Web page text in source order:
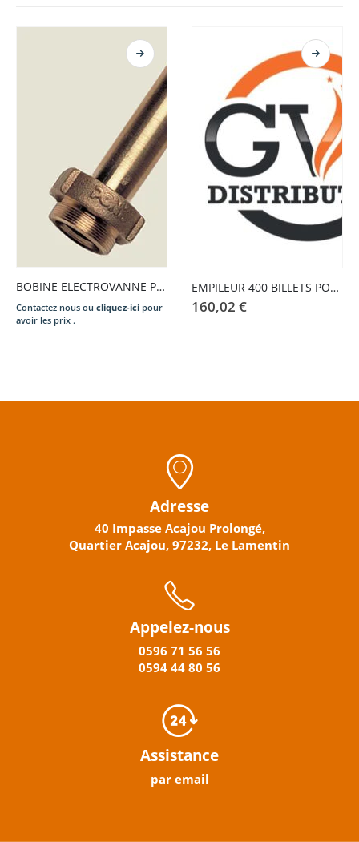
BOBINE ELECTROVANNE PONY – SAM T.N. 220V.
Contactez nous ou cliquez-ici pour
avoir les prix .
EMPILEUR 400 BILLETS POUR XBA-ICT
160,02 €
Adresse
40 Impasse Acajou Prolongé,
Quartier Acajou, 97232, Le Lamentin
Appelez-nous
0596 71 56 56
0594 44 80 56
Assistance
par email